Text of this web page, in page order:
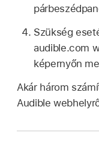
Szükség
audible.com
képernyőn
Akár három
Audible